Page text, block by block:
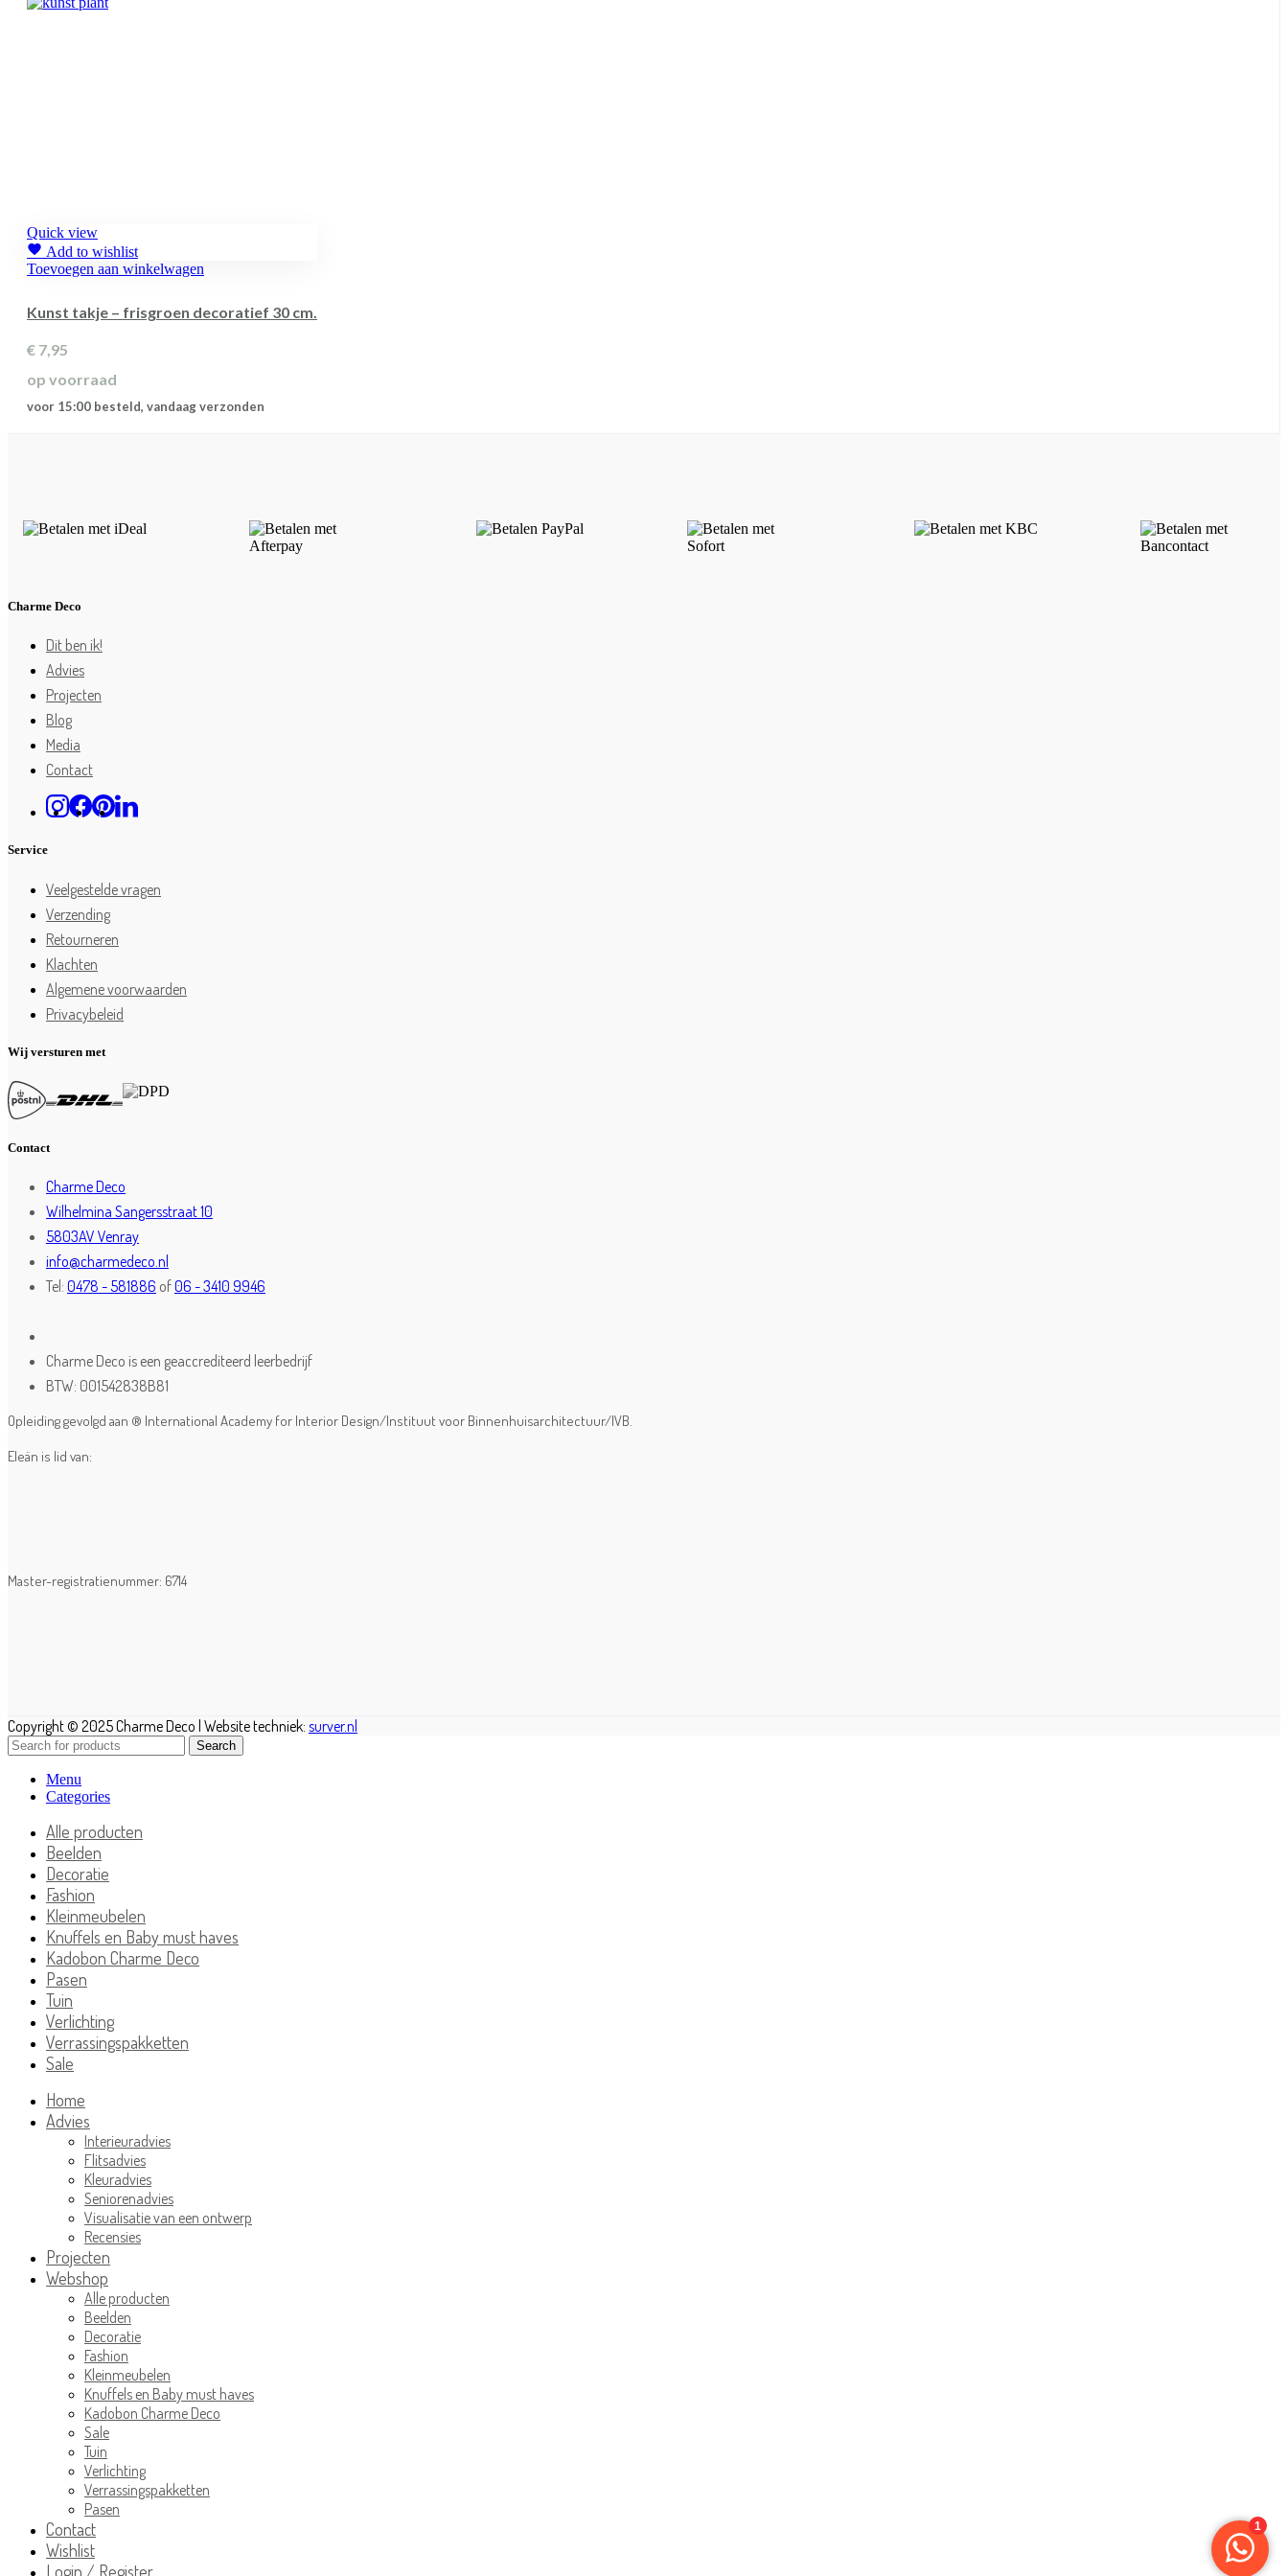
Quick view
Add to wishlist
Toevoegen aan winkelwagen
Kunst takje – frisgroen decoratief 30 cm.
€ 7,95
op voorraad
voor 15:00 besteld, vandaag verzonden
Charme Deco
Dit ben ik!
Advies
Projecten
Blog
Media
Contact
Service
Veelgestelde vragen
Verzending
Retourneren
Klachten
Algemene voorwaarden
Privacybeleid
Wij versturen met
Contact
Charme Deco
Wilhelmina Sangersstraat 10
5803AV Venray
info@charmedeco.nl
Tel: 0478 - 581886 of06 - 3410 9946
Charme Deco is een geaccrediteerd leerbedrijf
BTW: 001542838B81
Opleiding gevolgd aan ® International Academy for Interior Design/Instituut voor Binnenhuisarchitectuur/IVB.
Eleän is lid van:
Master-registratienummer: 6714
Copyright © 2025 Charme Deco | Website techniek: surver.nl
Search
Menu
Categories
Alle producten
Beelden
Decoratie
Fashion
Kleinmeubelen
Knuffels en Baby must haves
Kadobon Charme Deco
Pasen
Tuin
Verlichting
Verrassingspakketten
Sale
Home
Advies
Interieuradvies
Flitsadvies
Kleuradvies
Seniorenadvies
Visualisatie van een ontwerp
Recensies
Projecten
Webshop
Alle producten
Beelden
Decoratie
Fashion
Kleinmeubelen
Knuffels en Baby must haves
Kadobon Charme Deco
Sale
Tuin
Verlichting
Verrassingspakketten
Pasen
Contact
Wishlist
Login / Register